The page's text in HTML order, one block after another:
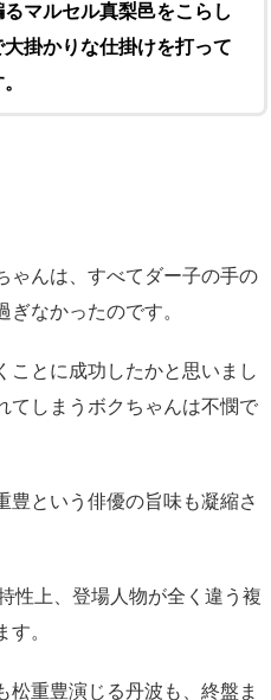
マルセル真梨邑をこらし
掛かりな仕掛けを打って
ゃんは、すべてダー子の手の
なかったのです。
ことに成功したかと思いまし
てしまうボクちゃんは不憫で
豊という俳優の旨味も凝縮さ
性上、登場人物が全く違う複
。
松重豊演じる丹波も、終盤ま